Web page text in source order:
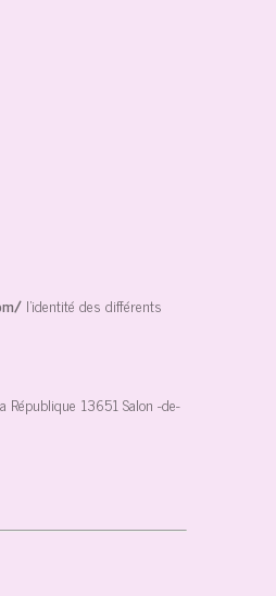
l'identité des différents
13651 Salon -de-